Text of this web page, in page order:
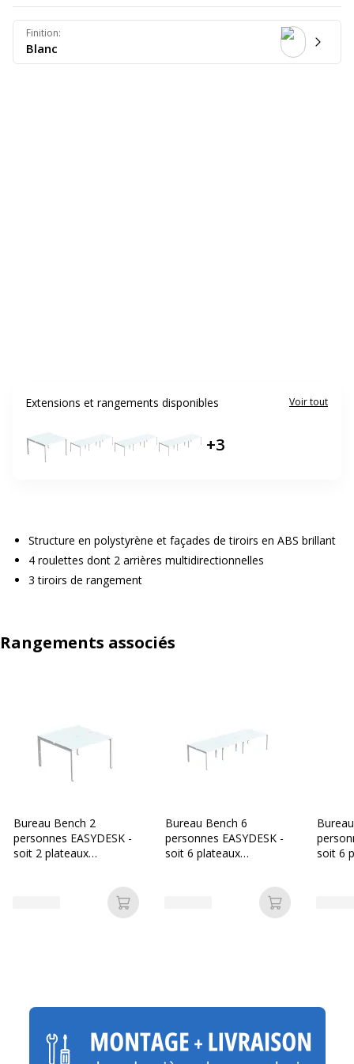
Finition:
Blanc
Extensions et rangements disponibles Voir tout
+3
Structure en polystyrène et façades de tiroirs en ABS brillant
4 roulettes dont 2 arrières multidirectionnelles
3 tiroirs de rangement
Rangements associés
Bureau Bench 2
personnes EASYDESK -
soit 2 plateaux
Ajouter au panier
Bureau Bench 6
personnes EASYDESK -
soit 6 plateaux
Ajouter au
soit 6